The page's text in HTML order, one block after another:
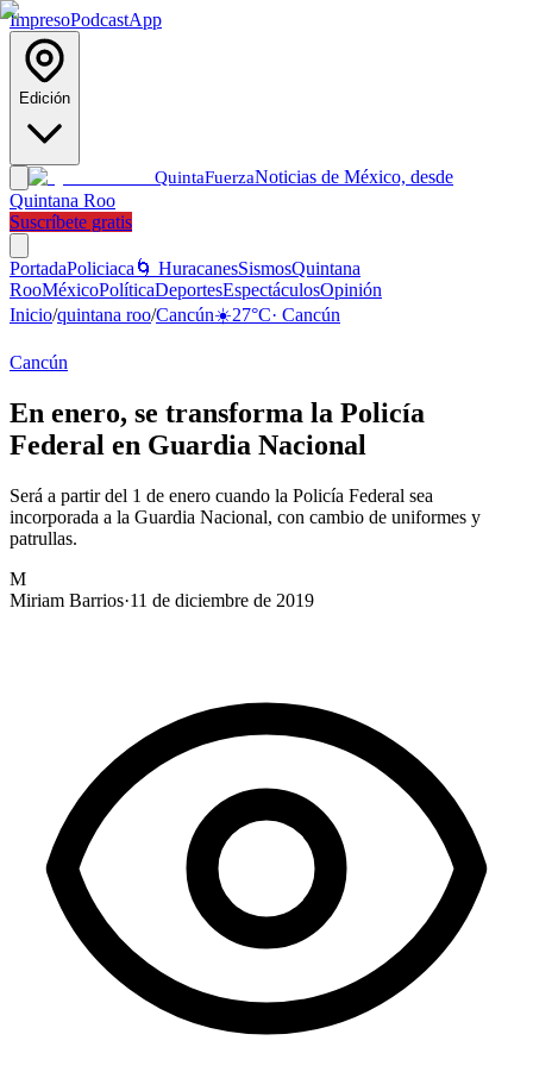
ImpresoPodcastApp
Edición
QuintaFuerzaNoticias de México, desde
Quintana Roo
Suscríbete gratis
PortadaPoliciaca 🌀 HuracanesSismosQuintana
RooMéxicoPolíticaDeportesEspectáculosOpinión
Inicio/quintana roo/Cancún☀️27°C· Cancún
Cancún
En enero, se transforma la Policía
Federal en Guardia Nacional
Será a partir del 1 de enero cuando la Policía Federal sea
incorporada a la Guardia Nacional, con cambio de uniformes y
patrullas.
M
Miriam Barrios·11 de diciembre de 2019